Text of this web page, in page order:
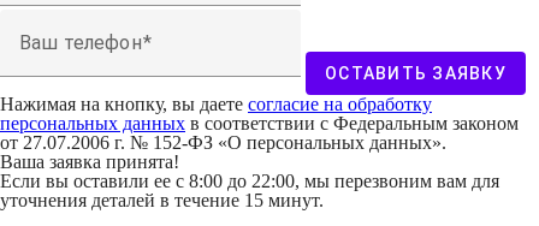
Ваш телефон
ОСТАВИТЬ ЗАЯВКУ
Нажимая на кнопку, вы даете согласие на обработку
персональных данных в соответствии с Федеральным законом
от 27.07.2006 г. № 152-ФЗ «О персональных данных».
Ваша заявка принята!
Если вы оставили ее с 8:00 до 22:00, мы перезвоним вам для
уточнения деталей в течение 15 минут.